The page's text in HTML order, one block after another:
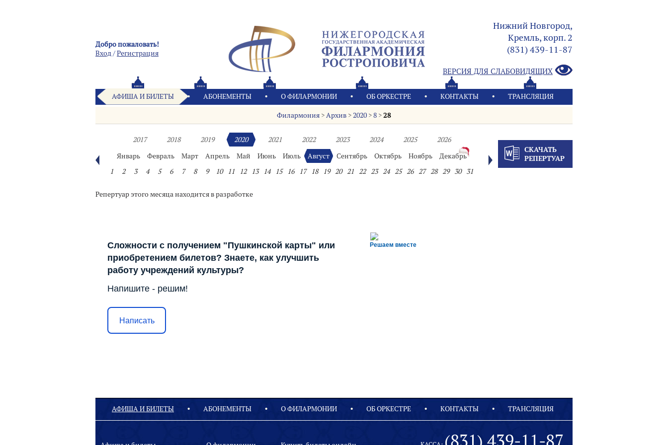
Добро пожаловать!
Вход/Pегистрация
Нижний Новгород,
Кремль, корп. 2
(831) 439-11-87
ВЕРСИЯ ДЛЯ СЛАБОВИДЯЩИХ
АФИША И БИЛЕТЫ АБОНЕМЕНТЫ О ФИЛАРМОНИИ OБ ОРКЕСТРЕ КОНТАКТЫ ТРАНСЛЯЦИЯ
Филармония >Архив >2020 >8 >28
2017 2018 2019 2020 2021 2022 2023 2024 2025
2026
Январь
Февраль Март Апрель Май Июнь Июль Август Сентябрь Октябрь Ноябрь
Декабрь
1
2 3 4 5 6 7 8 9 10 11 12 13 14 15 16 17 18 19 20 21 22 23 24 25 26 27 28 29 30 31
СКАЧАТЬ
РЕПЕРТУАР
Репертуар этого месяца находится в разработке
Решаем вместе
Сложности с получением "Пушкинской карты" или
приобретением билетов? Знаете, как улучшить
работу учреждений культуры?
Напишите - решим!
Написать
АФИША И БИЛЕТЫ АБОНЕМЕНТЫ О ФИЛАРМОНИИ OБ ОРКЕСТРЕ КОНТАКТЫ ТРАНСЛЯЦИЯ